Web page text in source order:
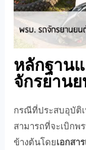
หลักฐาน
จักรยาน
กรณีที่ประสบอุบัติ
สามารถที่จะเบิก
ข้างต้นโดยเอกสา